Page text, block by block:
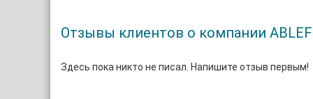
Отзывы клиентов о компании
Здесь пока никто не писал. Напишите отзыв первым!